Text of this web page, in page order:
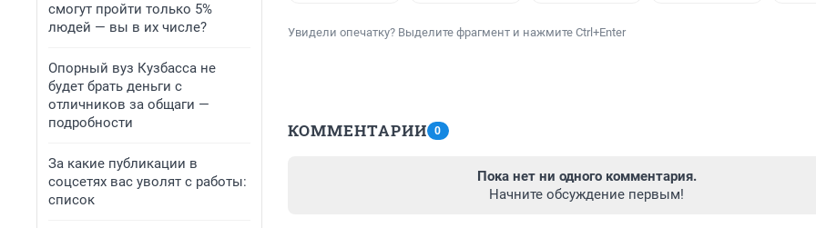
смогут пройти только 5%
людей — вы в их числе?
Опорный вуз Кузбасса не
будет брать деньги с
отличников за общаги —
подробности
За какие публикации в
соцсетях вас уволят с работы:
список
Увидели опечатку? Выделите фрагмент и нажмите Ctrl+Enter
КОММЕНТАРИИ 0
Пока нет ни одного комментария.
Начните обсуждение первым!